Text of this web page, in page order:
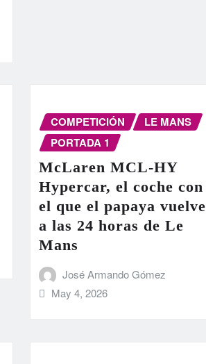
COMPETICIÓN
LE MANS
PORTADA 1
McLaren MCL-HY
Hypercar, el coche con
el que el papaya vuelve
a las 24 horas de Le
Mans
José Armando Gómez
May 4, 2026